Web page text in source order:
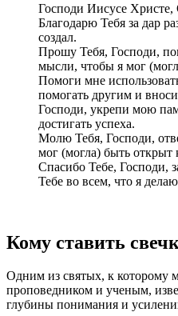
Господи Иисусе
Благодарю Тебя за дар
создал.
Прошу Тебя, Господи,
мысли, чтобы я мог
Помоги мне
помогать другим и
Господи, укрепи мою
достигать успеха.
Молю Тебя, Господи,
мог (могла) быть открыт
Спасибо Тебе, Господи,
Тебе во всем, что я
Кому ставить
Одним из святых, к которому
проповедником и ученым,
глубины понимания и